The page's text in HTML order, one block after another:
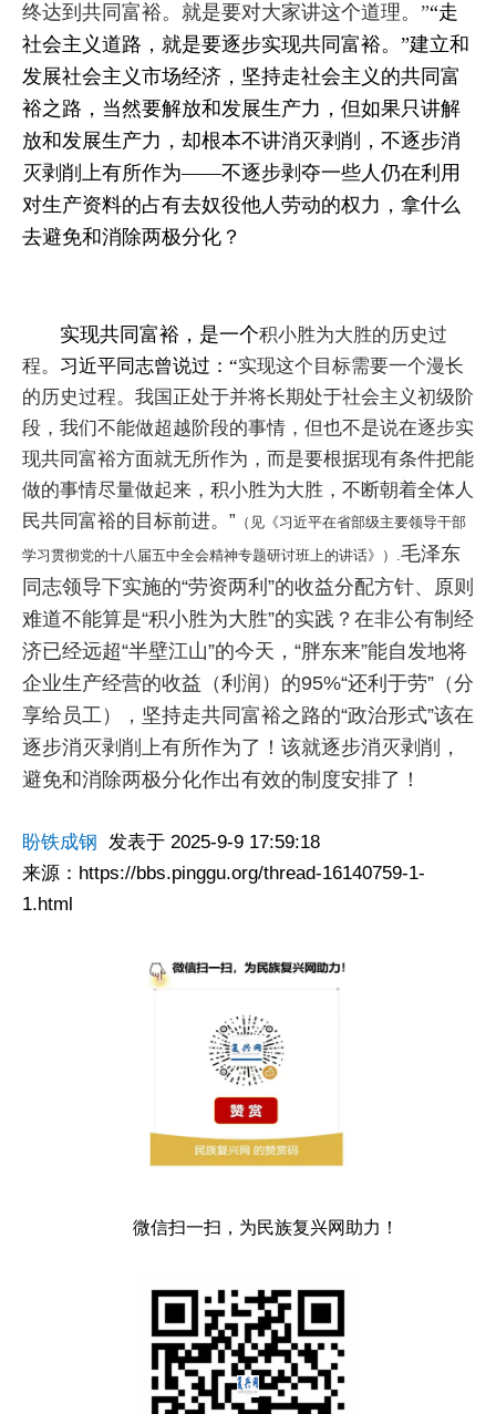
终达到共同富裕。就是要对大家讲这个道理。”“走
社会主义道路，就是要逐步实现共同富裕。”建立和
发展社会主义市场经济，坚持走社会主义的共同富
裕之路，当然要解放和发展生产力，但如果只讲解
放和发展生产力，却根本不讲消灭剥削，不逐步消
灭剥削上有所作为——不逐步剥夺一些人仍在利用
对生产资料的占有去奴役他人劳动的权力，拿什么
去避免和消除两极分化？
实现共同富裕，是一个积小胜为大胜的历史过
程。 习近平同志曾说过：“实现这个目标需要一个漫长
的历史过程。我国正处于并将长期处于社会主义初级阶
段，我们不能做超越阶段的事情，但也不是说在逐步实
现共同富裕方面就无所作为，而是要根据现有条件把能
做的事情尽量做起来，积小胜为大胜，不断朝着全体人
民共同富裕的目标前进。” （见 《习近平在省部级主要领导干部
学习贯彻党的十八届五中全会精神专题研讨班上的讲话》）. 毛泽东
同志领导下实施的“劳资两利”的收益分配方针、原则
难道不能算是“积小胜为大胜”的实践？在非公有制经
济已经远超“半壁江山”的今天，“胖东来”能自发地将
企业生产经营的收益（利润）的95%“还利于劳”（分
享给员工），坚持走共同富裕之路的“政治形式”该在
逐步消灭剥削上有所作为了！该就逐步消灭剥削，
避免和消除两极分化作出有效的制度安排了！
盼铁成钢 发表于 2025-9-9 17:59:18
来源：https://bbs.pinggu.org/thread-16140759-1-
1.html
微信扫一扫，为民族复兴网助力！